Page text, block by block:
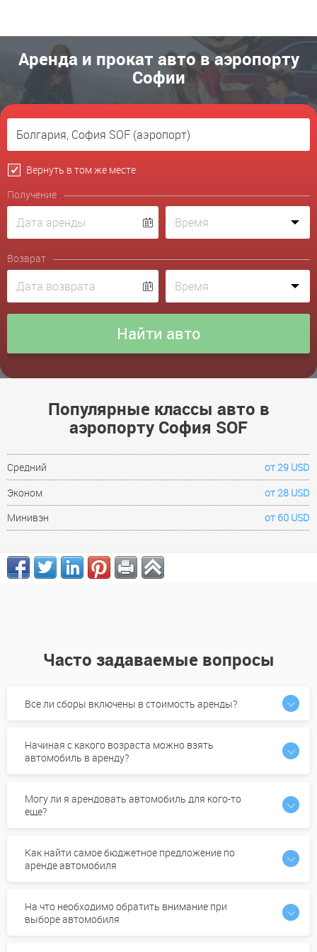
Аренда и прокат авто в аэропорту
Софии
Вернуть в том же месте
Получение
Возврат
Популярные классы авто в
аэропорту София SOF
Средний
от 29 USD
Эконом
от 28 USD
Минивэн
от 60 USD
Часто задаваемые вопросы
Все ли сборы включены в стоимость аренды?
Начиная с какого возраста можно взять
автомобиль в аренду?
Могу ли я арендовать автомобиль для кого-то
еще?
Как найти самое бюджетное предложение по
аренде автомобиля
На что необходимо обратить внимание при
выборе автомобиля